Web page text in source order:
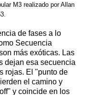
M3 realizado por Allan
de fases a lo
Secuencia
más exóticas. Las
dejan esa secuencia
rojas. El "punto de
el camino y
y coincide en los